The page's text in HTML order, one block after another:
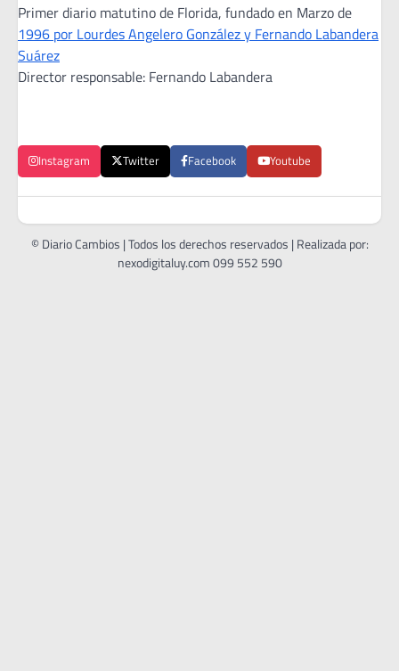
Primer diario matutino de Florida, fundado en Marzo de
1996 por Lourdes Angelero González y Fernando Labandera
Suárez
Director responsable: Fernando Labandera
Instagram Twitter Facebook Youtube